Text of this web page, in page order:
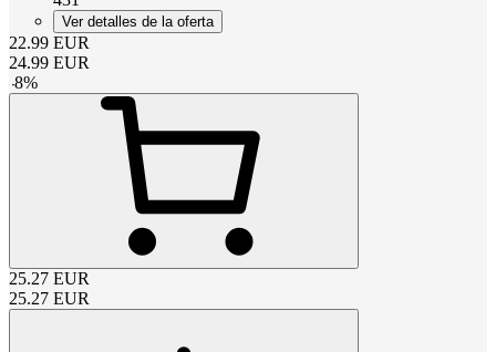
Ver detalles de la oferta
22.99 EUR
24.99 EUR
-8%
25.27 EUR
25.27 EUR